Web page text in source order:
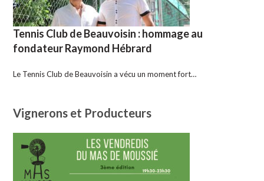
Tennis Club de Beauvoisin : hommage au
fondateur Raymond Hébrard
Le Tennis Club de Beauvoisin a vécu un moment fort…
Vignerons et Producteurs